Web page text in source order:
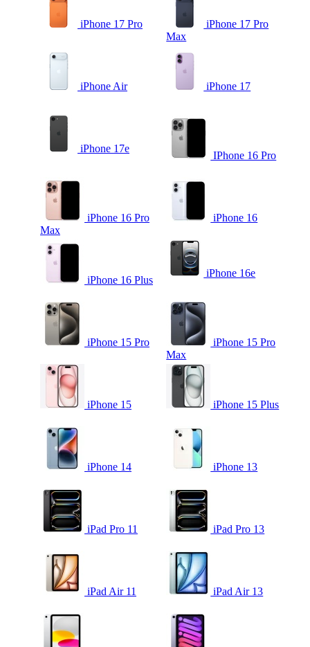
iPhone 17 Pro
iPhone 17 Pro
Max
iPhone Air iPhone 17
iPhone 17e
IPhone 16 Pro
iPhone 16 Pro
Max
iPhone 16
iPhone 16 Plus
iPhone 16e
iPhone 15 Pro
iPhone 15 Pro
Max
iPhone 15 iPhone 15 Plus
iPhone 14 iPhone 13
iPad Pro 11 iPad Pro 13
iPad Air 11 iPad Air 13